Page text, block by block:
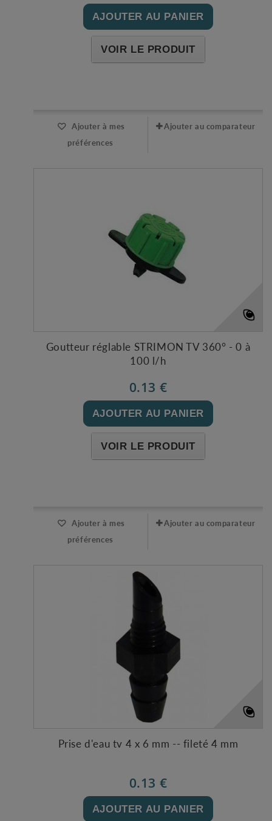
AJOUTER AU PANIER
VOIR LE PRODUIT
Ajouter à mes
préférences
Ajouter au comparateur
Goutteur réglable STRIMON TV 360° - 0 à
100 l/h
0.13 €
AJOUTER AU PANIER
VOIR LE PRODUIT
Ajouter à mes
préférences
Ajouter au comparateur
Prise d'eau tv 4 x 6 mm -- fileté 4 mm
0.13 €
AJOUTER AU PANIER